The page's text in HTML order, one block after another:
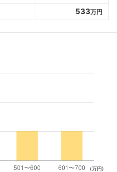
533万円
(万円)